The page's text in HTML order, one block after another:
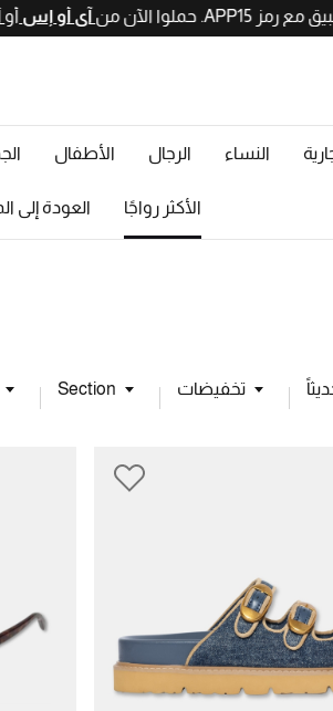
النساء الرجال الأطفال
الأكثر رواجًا العودة إلى
تخفيضات Section